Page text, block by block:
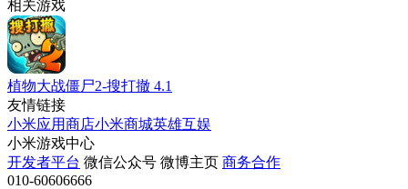
相关游戏
植物大战僵尸2-搜打撤 4.1
友情链接
小米应用商店小米商城英雄互娱
小米游戏中心
开发者平台 微信公众号 微博主页 商务合作
010-60606666